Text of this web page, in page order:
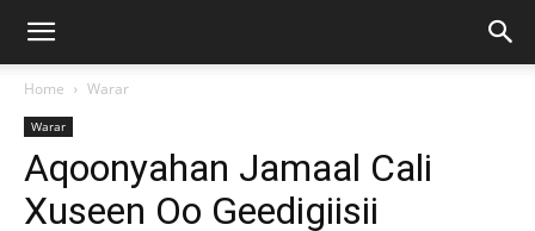
Home Warar
Warar
Aqoonyahan Jamaal Cali
Xuseen Oo Geedigiisii